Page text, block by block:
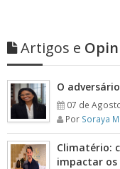
Artigos e
O
07 de
Por Soraya
Climatério:
impactar